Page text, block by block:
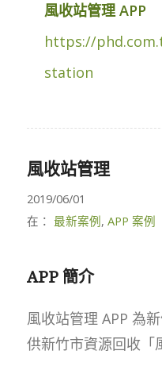
風收站管理 APP
https://
station
風收站管理
2019/06/01
在： 最新案例, APP 案例
APP 簡介
風收站管理 APP 為
供新竹市資源回收「